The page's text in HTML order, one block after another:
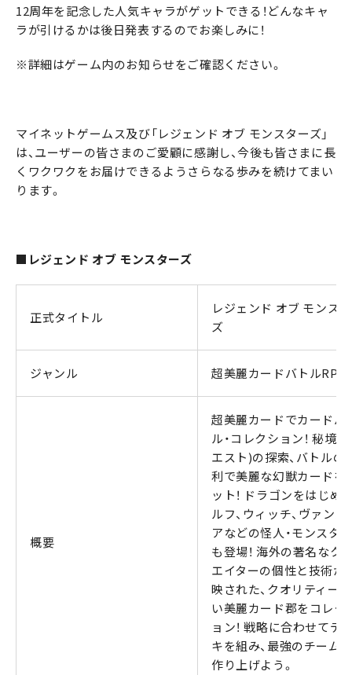
12周年を記念した人気キャラがゲットできる！どんなキャ
ラが引けるかは後日発表するのでお楽しみに！
※詳細はゲーム内のお知らせをご確認ください。
マイネットゲームス及び「レジェンド オブ モンスターズ」
は、ユーザーの皆さまのご愛顧に感謝し、今後も皆さまに長
くワクワクをお届けできるようさらなる歩みを続けてまい
ります。
■レジェンド オブ モンスターズ
正式タイトル
レジェンド オブ モンス
ズ
ジャンル 超美麗カードバトルRPG
概要
超美麗カードでカードバ
ル・コレクション！ 秘境(
エスト)の探索、バトルの
利で美麗な幻獣カードを
ット！ ドラゴンをはじめ
ルフ、ウィッチ、ヴァンパ
アなどの怪人・モンスタ
も登場！ 海外の著名なク
エイターの個性と技術が
映された、クオリティー
い美麗カード郡をコレク
ョン！ 戦略に合わせてデ
キを組み、最強のチーム
作り上げよう。